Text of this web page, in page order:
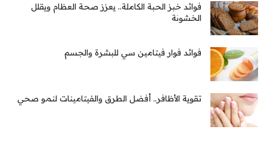
فوائد خبز الحبة الكاملة.. يعزز صحة العظام ويقلل
الخشونة
فوائد فوار فيتامين سي للبشرة والجسم
تقوية الأظافر.. أفضل الطرق والفيتامينات لنمو صحي